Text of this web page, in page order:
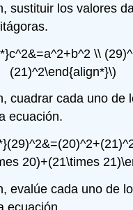
sustituir los valores
\\
(21)^2\end{align*}\)
cuadrar cada uno de
ecuación.
20)+(21\times
evalúe cada uno de
ecuación.